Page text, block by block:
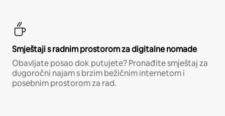
Smještaji s radnim prostorom za digitalne nomade
Obavljate posao dok putujete? Pronađite smještaj za
dugoročni najam s brzim bežičnim internetom i
posebnim prostorom za rad.